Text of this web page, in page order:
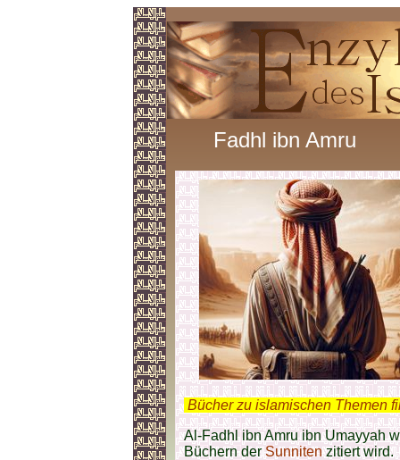
Fadhl ibn Amru
Bücher zu islamischen Themen
Al-Fadhl ibn Amru ibn Umayyah
Büchern derSunnitenzitiert wird.